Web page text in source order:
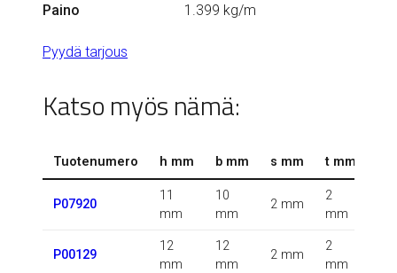
Paino
1.399 kg/m
Pyydä tarjous
Katso myös nämä:
Tuotenumero h mm b mm s mm t mm
P07920
11
mm
10
mm
2 mm
2
mm
P00129
12
mm
12
mm
2 mm
2
mm